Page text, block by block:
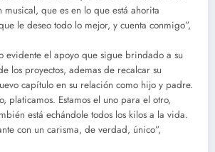
que es en lo que está ahorita
le deseo todo lo mejor, y cuenta conmigo”,
evidente el apoyo que sigue brindado a su
los proyectos, ademas de recalcar su
capítulo en su relación como hijo y padre.
platicamos. Estamos el uno para el otro,
está echándole todos los kilos a la vida.
con un carisma, de verdad, único”,